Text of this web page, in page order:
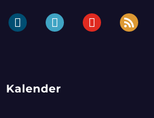
dailymotionperiscopeyoutube rss
Kalender